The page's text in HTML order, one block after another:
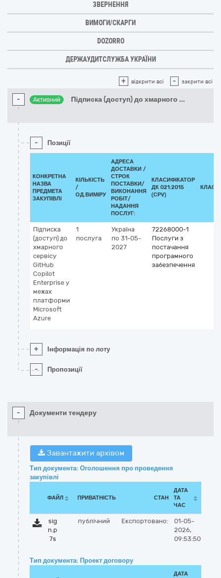
ЗВЕРНЕННЯ
ВИМОГИ/СКАРГИ
DOZORRO
ДЕРЖАУДИТСЛУЖБА УКРАЇНИ
+ відкрити всі - закрити всі
- Активний Підписка (доступ) до хмарного ...
- Позиції
КОНКРЕТНА
НАЗВА
ПРЕДМЕТА
ЗАКУПІВЛІ
КІЛЬКІСТЬ
/
ОД.ВИМІРУ
АДРЕСА
ДОСТАВКИ /
СТРОК
ПОСТАВКИ/
ВИКОНАННЯ
РОБІТ/
НАДАННЯ
ПОСЛУГ:
КЛАСИФІКАТОР
ДК 021:2015
(CPV)
Підписка
(доступ) до
хмарного
сервісу
GitHub
Copilot
Enterprise у
межах
платформи
Microsoft
Аzure
1
послуга
Україна
по 31-05-
2027
72268000-1
Послуги з
постачання
програмного
забезпечення
+ Інформація по лоту
- Пропозиції
- Документи тендеру
Завантажити архівом
Тип документа: Оголошення про проведення
закупівлі
ФАЙЛ ПРИВАТНІСТЬ СТАН
ДАТА
ТА
ЧАС
sig
n.p
7s
публічний Експортовано:
01-05-
2026,
09:53:50
Тип документа: Проект договору
ДАТА